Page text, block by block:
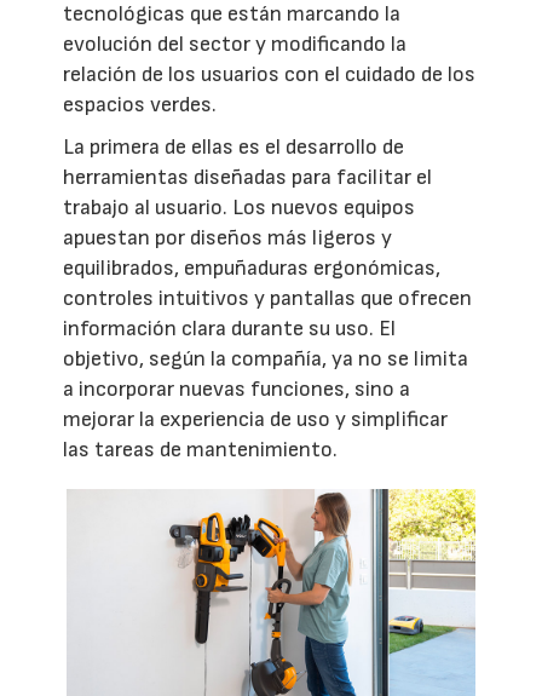
tecnológicas que están marcando la
evolución del sector y modificando la
relación de los usuarios con el cuidado de los
espacios verdes.
La primera de ellas es el desarrollo de
herramientas diseñadas para facilitar el
trabajo al usuario. Los nuevos equipos
apuestan por diseños más ligeros y
equilibrados, empuñaduras ergonómicas,
controles intuitivos y pantallas que ofrecen
información clara durante su uso. El
objetivo, según la compañía, ya no se limita
a incorporar nuevas funciones, sino a
mejorar la experiencia de uso y simplificar
las tareas de mantenimiento.